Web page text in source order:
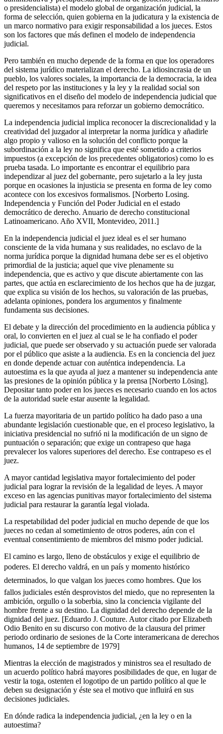
Bluesky
o presidencialista) el modelo global de organización judicial, la
forma de selección, quien gobierna en la judicatura y la existencia de
un marco normativo para exigir responsabilidad a los jueces. Estos
son los factores que más definen el modelo de independencia
judicial.
Pero también en mucho depende de la forma en que los operadores
del sistema jurídico materializan el derecho. La idiosincrasia de un
pueblo, los valores sociales, la importancia de la democracia, la idea
del respeto por las instituciones y la ley y la realidad social son
significativos en el diseño del modelo de independencia judicial que
queremos y necesitamos para reforzar un gobierno democrático.
La independencia judicial implica reconocer la discrecionalidad y la
creatividad del juzgador al interpretar la norma jurídica y añadirle
algo propio y valioso en la solución del conflicto porque la
subordinación a la ley no significa que esté sometido a criterios
impuestos (a excepción de los precedentes obligatorios) como lo es
prueba tasada. Lo importante es encontrar el equilibrio para
independizar al juez del gobernante, pero sujetarlo a la ley justa
porque en ocasiones la injusticia se presenta en forma de ley como
acontece con los excesivos formalismos. [Norberto Losing.
Independencia y Función del Poder Judicial en el estado
democrático de derecho. Anuario de derecho constitucional
Latinoamericano. Año XVII, Montevideo, 2011.]
En la independencia judicial el juez ideal es el ser humano
consciente de la vida humana y sus realidades, no esclavo de la
norma jurídica porque la dignidad humana debe ser es el objetivo
primordial de la justicia; aquel que vive plenamente su
independencia, que es activo y que discute abiertamente con las
partes, que actúa en esclarecimiento de los hechos que ha de juzgar,
que explica su visión de los hechos, su valoración de las pruebas,
adelanta opiniones, pondera los argumentos y finalmente
fundamenta sus decisiones.
El debate y la dirección del procedimiento en la audiencia pública y
oral, lo convierten en el juez al cual se le ha confiado el poder
judicial, que puede ser observado y su actuación puede ser valorada
por el público que asiste a la audiencia. Es en la conciencia del juez
en donde depende actuar con auténtica independencia. La
autoestima es la que ayuda al juez a mantener su independencia ante
las presiones de la opinión pública y la prensa [Norberto Lösing].
Depositar tanto poder en los jueces es necesario cuando en los actos
de la autoridad suele estar ausente la legalidad.
La fuerza mayoritaria de un partido político ha dado paso a una
abundante legislación cuestionable que, en el proceso legislativo, la
iniciativa presidencial no sufrió ni la modificación de un signo de
puntuación o separación; que exige un contrapeso que haga
prevalecer los valores superiores del derecho. Ese contrapeso es el
juez.
A mayor cantidad legislativa mayor fortalecimiento del poder
judicial para lograr la revisión de la legalidad de leyes. A mayor
exceso en las agencias punitivas mayor fortalecimiento del sistema
judicial para restaurar la garantía legal violada.
La respetabilidad del poder judicial en mucho depende de que los
jueces no cedan al sometimiento de otros poderes, aún con el
eventual consentimiento de miembros del mismo poder judicial.
El camino es largo, lleno de obstáculos y exige el equilibrio de
poderes. El derecho valdrá, en un país y momento histórico
determinados, lo que valgan los jueces como hombres. Que los
fallos judiciales estén desprovistos del miedo, que no representen la
ambición, orgullo o la soberbia, sino la conciencia vigilante del
hombre frente a su destino. La dignidad del derecho depende de la
dignidad del juez. [Eduardo J. Couture. Autor citado por Elizabeth
Odio Benito en su discurso con motivo de la clausura del primer
periodo ordinario de sesiones de la Corte interamericana de derechos
humanos, 14 de septiembre de 1979]
Mientras la elección de magistrados y ministros sea el resultado de
un acuerdo político habrá mayores posibilidades de que, en lugar de
vestir la toga, ostenten el logotipo de un partido político al que le
deben su designación y éste sea el motivo que influirá en sus
decisiones judiciales.
En dónde radica la independencia judicial, ¿en la ley o en la
autoestima?